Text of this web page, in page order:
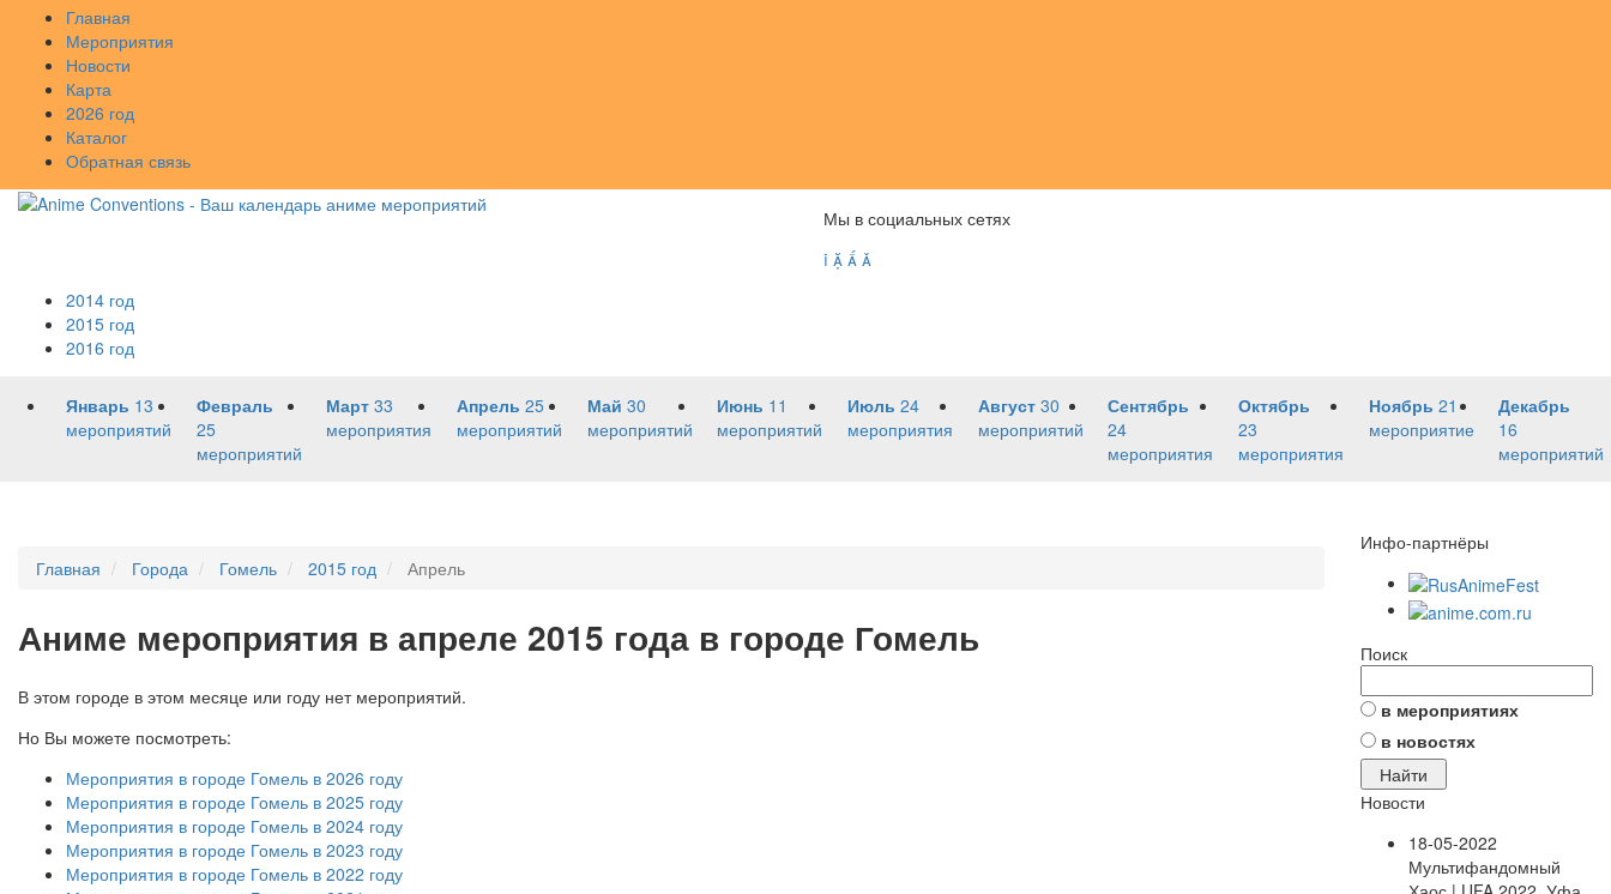
Главная
Мероприятия
Новости
Карта
2026 год
Каталог
Обратная связь
Мы в социальных сетях
   
2014 год
2015 год
2016 год
Январь 13
мероприятий
Февраль
25
мероприятий
Март 33
мероприятия
Апрель 25
мероприятий
Май 30
мероприятий
Июнь 11
мероприятий
Июль 24
мероприятия
Август 30
мероприятий
Сентябрь
24
мероприятия
Октябрь
23
мероприятия
Ноябрь 21
мероприятие
Декабрь
16
мероприятий
Главная Города Гомель 2015 год Апрель
Аниме мероприятия в апреле 2015 года в городе Гомель
В этом городе в этом месяце или году нет мероприятий.
Но Вы можете посмотреть:
Мероприятия в городе Гомель в 2026 году
Мероприятия в городе Гомель в 2025 году
Мероприятия в городе Гомель в 2024 году
Мероприятия в городе Гомель в 2023 году
Мероприятия в городе Гомель в 2022 году
Инфо-партнёры
Поиск
в мероприятиях
в новостях
Новости
18-05-2022
Мультифандомный